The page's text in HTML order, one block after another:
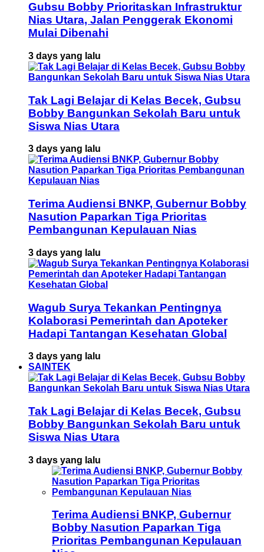
Gubsu Bobby Prioritaskan Infrastruktur
Nias Utara, Jalan Penggerak Ekonomi
Mulai Dibenahi
3 days yang lalu
Tak Lagi Belajar di Kelas Becek, Gubsu
Bobby Bangunkan Sekolah Baru untuk
Siswa Nias Utara
3 days yang lalu
Terima Audiensi BNKP, Gubernur Bobby
Nasution Paparkan Tiga Prioritas
Pembangunan Kepulauan Nias
3 days yang lalu
Wagub Surya Tekankan Pentingnya
Kolaborasi Pemerintah dan Apoteker
Hadapi Tantangan Kesehatan Global
3 days yang lalu
SAINTEK
Tak Lagi Belajar di Kelas Becek, Gubsu
Bobby Bangunkan Sekolah Baru untuk
Siswa Nias Utara
3 days yang lalu
Terima Audiensi BNKP, Gubernur
Bobby Nasution Paparkan Tiga
Prioritas Pembangunan Kepulauan